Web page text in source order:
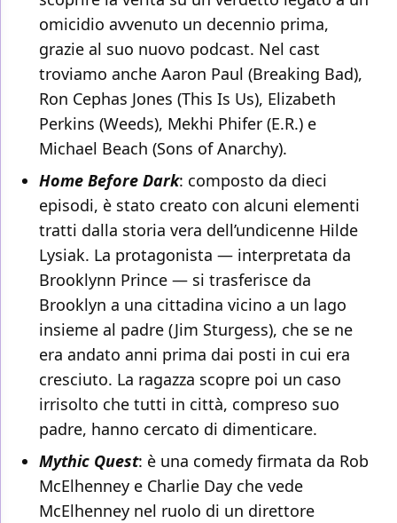
omicidio avvenuto un decennio prima,
grazie al suo nuovo podcast. Nel cast
troviamo anche Aaron Paul (Breaking Bad),
Ron Cephas Jones (This Is Us), Elizabeth
Perkins (Weeds), Mekhi Phifer (E.R.) e
Michael Beach (Sons of Anarchy).
Home Before Dark: composto da dieci
episodi, è stato creato con alcuni elementi
tratti dalla storia vera dell’undicenne Hilde
Lysiak. La protagonista — interpretata da
Brooklynn Prince — si trasferisce da
Brooklyn a una cittadina vicino a un lago
insieme al padre (Jim Sturgess), che se ne
era andato anni prima dai posti in cui era
cresciuto. La ragazza scopre poi un caso
irrisolto che tutti in città, compreso suo
padre, hanno cercato di dimenticare.
Mythic Quest: è una comedy firmata da Rob
McElhenney e Charlie Day che vede
McElhenney nel ruolo di un direttore